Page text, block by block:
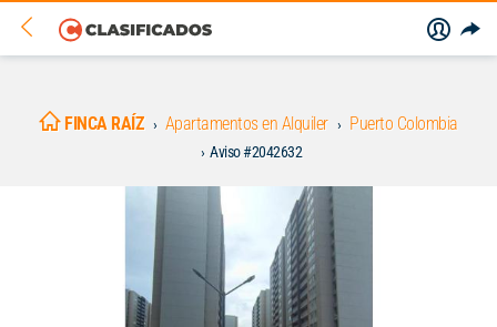
FINCA RAÍZ Apartamentos en Alquiler Puerto Colombia
Aviso #2042632